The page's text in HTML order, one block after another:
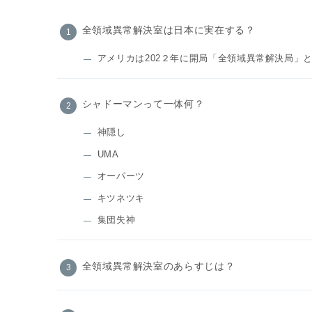
全領域異常解決室は日本に実在する？
アメリカは202２年に開局「全領域異常解決局」
シャドーマンって一体何？
神隠し
UMA
オーパーツ
キツネツキ
集団失神
全領域異常解決室のあらすじは？